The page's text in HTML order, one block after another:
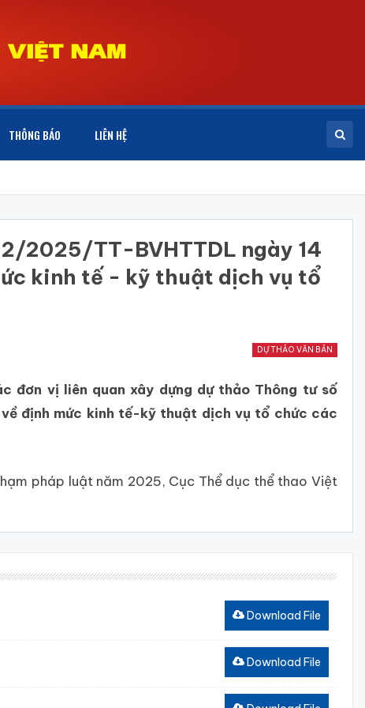
THÔNG BÁO LIÊN HỆ
2025/TT-BVHTTDL ngày 14
kinh tế - kỹ thuật dịch vụ tổ
DỰ THẢO VĂN BẢN
đơn vị liên quan xây dựng dự thảo Thông tư số
định mức kinh tế-kỹ thuật dịch vụ tổ chức các
pháp luật năm 2025, Cục Thể dục thể thao Việt
Download File
Download File